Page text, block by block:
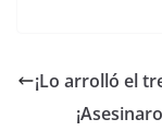
¡Lo arrolló el